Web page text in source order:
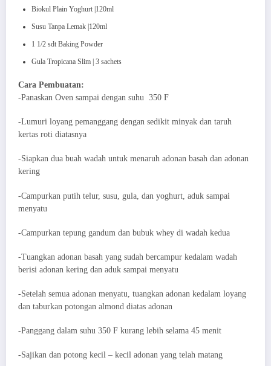
Biokul Plain Yoghurt |120ml
Susu Tanpa Lemak |120ml
1 1/2 sdt Baking Powder
Gula Tropicana Slim | 3 sachets
Cara Pembuatan:
-Panaskan Oven sampai dengan suhu 350 F
-Lumuri loyang pemanggang dengan sedikit minyak dan taruh
kertas roti diatasnya
-Siapkan dua buah wadah untuk menaruh adonan basah dan adonan
kering
-Campurkan putih telur, susu, gula, dan yoghurt, aduk sampai
menyatu
-Campurkan tepung gandum dan bubuk whey di wadah kedua
-Tuangkan adonan basah yang sudah bercampur kedalam wadah
berisi adonan kering dan aduk sampai menyatu
-Setelah semua adonan menyatu, tuangkan adonan kedalam loyang
dan taburkan potongan almond diatas adonan
-Panggang dalam suhu 350 F kurang lebih selama 45 menit
-Sajikan dan potong kecil – kecil adonan yang telah matang